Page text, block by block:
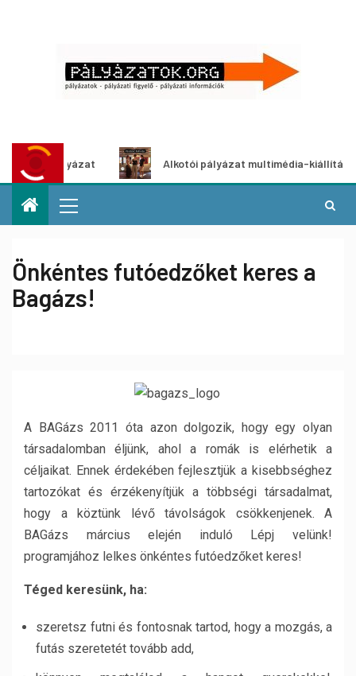
Alkotói pályázat multimédia-kiállításhoz
Önkéntes futóedzőket keres a
Bagázs!
A BAGázs 2011 óta azon dolgozik, hogy egy olyan
társadalomban éljünk, ahol a romák is elérhetik a
céljaikat. Ennek érdekében fejlesztjük a kisebbséghez
tartozókat és érzékenyítjük a többségi társadalmat,
hogy a köztünk lévő távolságok csökkenjenek. A
BAGázs március elején induló Lépj velünk!
programjához lelkes önkéntes futóedzőket keres!
Téged keresünk, ha:
szeretsz futni és fontosnak tartod, hogy a mozgás, a
futás szeretetét tovább add,